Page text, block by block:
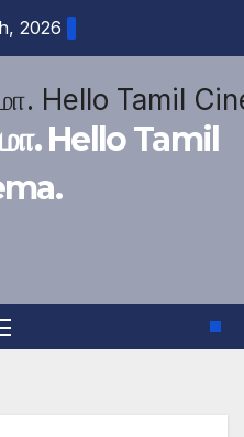
2026
Hello Tamil